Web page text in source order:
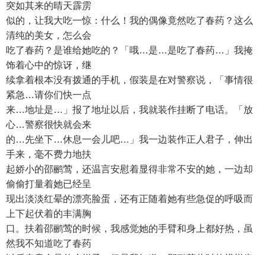
突如其来的晴天霹雳
似的，让我大吃一惊：什么！我的偶像竟然吃了春药？这么
清纯的美女，怎么会
吃了春药？是谁给她吃的？「哦…是…是吃了春药…」我掩
饰着心中的惊讶，继
续拿着根本没有拨通的手机，假装是在对警察说，「事情很
紧急…请你们快一点
来…地址是…」报了地址以后，我就装作挂断了电话。「放
心…警察很快就会来
的…先坐下…休息一会儿吧…」我一边装作正人君子，伸出
手来，毫不费力地扶
起娇小的邵鹂莺，还温言安慰着显得非常不安的她，一边却
偷偷打量着她已经呈
现出淡淡红晕的漂亮脸蛋，还有正随着她有些急促的呼吸而
上下起伏着的丰满胸
口。扶着邵鹂莺的时候，我感觉她的手臂和身上都好热，虽
然我不知道吃了春药